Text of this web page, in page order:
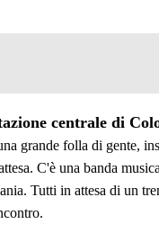
centrale di
grande folla di gente,
C'è una banda
Tutti in attesa di un